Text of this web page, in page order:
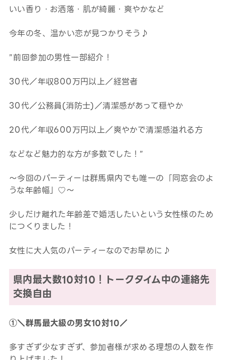
いい香り・お洒落・肌が綺麗・爽やかなど
今年の冬、温かい恋が見つかりそう♪
”前回参加の男性一部紹介！
30代／年収800万円以上／経営者
30代／公務員(消防士)／清潔感があって穏やか
20代／年収600万円以上／爽やかで清潔感溢れる方
などなど魅力的な方が多数でした！”
～今回のパーティーは群馬県内でも唯一の「同窓会のよ
うな年齢幅」♡～
少しだけ離れた年齢差で婚活したいという女性様のため
につくりました！
女性に大人気のパーティーなのでお早めに♪
県内最大数10対10！トークタイム中の連絡先
交換自由
①＼群馬最大級の男女10対10／
多すぎず少なすぎず、参加者様が求める理想の人数を作